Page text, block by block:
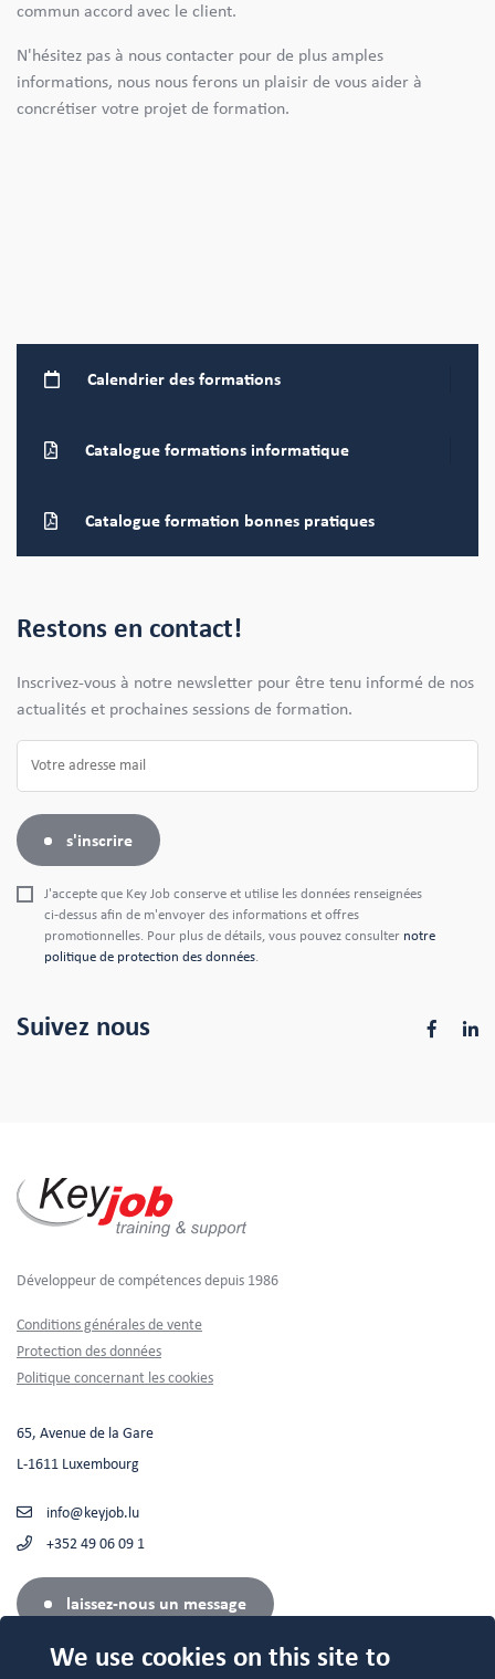
commun accord avec le client.
N'hésitez pas à nous contacter pour de plus amples
informations, nous nous ferons un plaisir de vous aider à
concrétiser votre projet de formation.
Calendrier des formations
Catalogue formations informatique
Catalogue formation bonnes pratiques
Restons en contact!
Inscrivez-vous à notre newsletter pour être tenu informé de nos
actualités et prochaines sessions de formation.
s'inscrire
J'accepte que Key Job conserve et utilise les données renseignées
ci-dessus afin de m'envoyer des informations et offres
promotionnelles. Pour plus de détails, vous pouvez consulter notre
politique de protection des données.
Suivez nous
Développeur de compétences depuis 1986
Footer
Conditions générales de vente
Protection des données
Politique concernant les cookies
65, Avenue de la Gare
L-1611 Luxembourg
info@keyjob.lu
+352 49 06 09 1
laissez-nous un message
We use cookies on this site to